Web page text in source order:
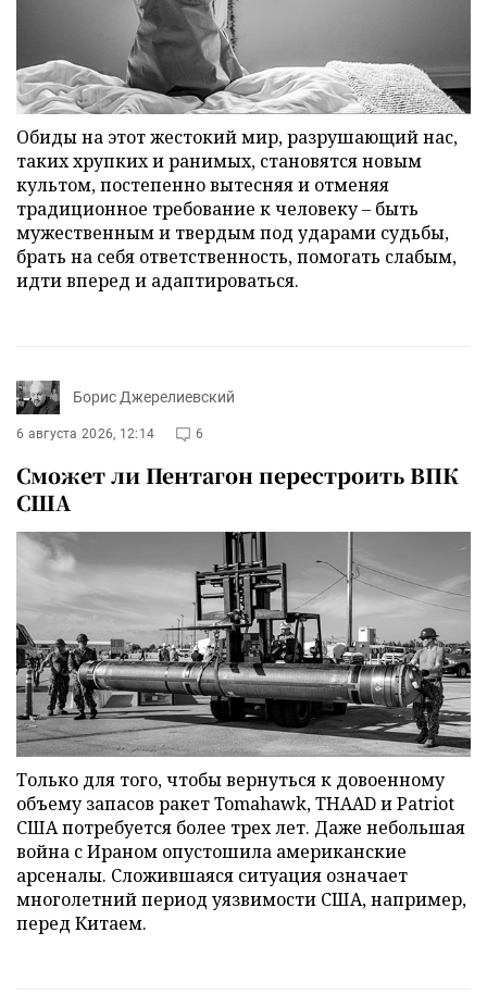
Обиды на этот жестокий мир, разрушающий нас,
таких хрупких и ранимых, становятся новым
культом, постепенно вытесняя и отменяя
традиционное требование к человеку – быть
мужественным и твердым под ударами судьбы,
брать на себя ответственность, помогать слабым,
идти вперед и адаптироваться.
Борис Джерелиевский
6 августа 2026, 12:14 6
Сможет ли Пентагон перестроить ВПК
США
Только для того, чтобы вернуться к довоенному
объему запасов ракет Tomahawk, THAAD и Patriot
США потребуется более трех лет. Даже небольшая
война с Ираном опустошила американские
арсеналы. Сложившаяся ситуация означает
многолетний период уязвимости США, например,
перед Китаем.